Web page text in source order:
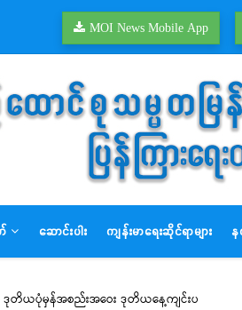
MOI News Mobile App
ဆောင်းပါး ကျန်းမာရေးဆိုင်ရာများ န
ယပုံမှန်အစည်းအဝေး ဒုတိယနေ့ကျင်းပ